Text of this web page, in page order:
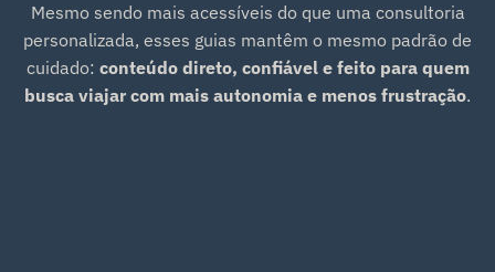
Mesmo sendo mais acessíveis do que uma consultoria
personalizada, esses guias mantêm o mesmo padrão de
cuidado: conteúdo direto, confiável e feito para quem
busca viajar com mais autonomia e menos frustração.